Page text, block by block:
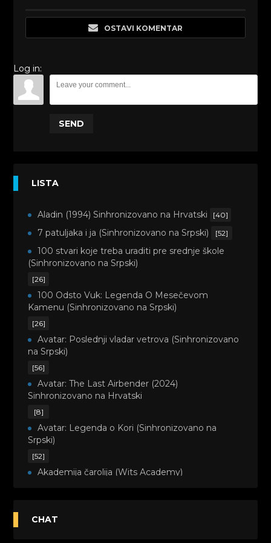
OSTAVI KOMENTAR
Log in:
SEND
LISTA
Aladin (1994) Sinhronizovano na Hrvatski [40]
7 patuljaka i ja (Sinhronizovano na Srpski) [52]
100 stvari koje treba uraditi pre srednje škole
(Sinhronizovano na Srpski)
[26]
100 Odsto Vuk: Legenda O Mesečevom
Kamenu (Sinhronizovano na Srpski)
[26]
Avatar: Poslednji vladar vetrova (Sinhronizovano
na Srpski)
[56]
Avatar: The Last Airbender (2024)
Sinhronizovano na Hrvatski
[8]
Avatar: Legenda o Kori (Sinhronizovano na
Srpski)
[52]
Akademija čarolija (Wits Academy)
Avanture Maje i Marka (Sinhronizovano na
CHAT